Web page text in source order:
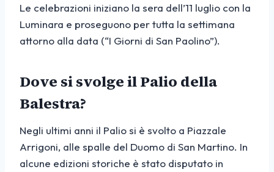
Le celebrazioni iniziano la sera dell’11 luglio con la
Luminara e proseguono per tutta la settimana
attorno alla data (“I Giorni di San Paolino”).
Dove si svolge il Palio della
Balestra?
Negli ultimi anni il Palio si è svolto a Piazzale
Arrigoni, alle spalle del Duomo di San Martino. In
alcune edizioni storiche è stato disputato in